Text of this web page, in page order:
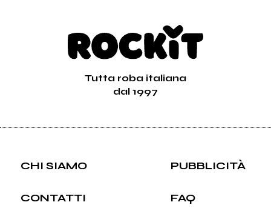
Tutta roba italiana
dal 1997
CHI SIAMO PUBBLICITÀ
CONTATTI FAQ